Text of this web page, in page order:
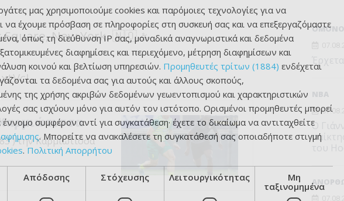
Square, New York. 🇳🇴🚣
την Καρμιώτισσα
Ο
του
μας χρησιμοποιούμε cookies και παρόμοιες τεχνολογίες για να
να έχουμε πρόσβαση σε πληροφορίες στη συσκευή σας και να επεξεργαζόμαστε
όπως τη διεύθυνση IP σας, μοναδικά αναγνωριστικά και δεδομένα
διαφημίσεις και περιεχόμενο, μέτρηση διαφημίσεων και
κοινού και βελτίωση υπηρεσιών. Προμηθευτές τρίτων (1884) ενδέχεται
τα δεδομένα σας για αυτούς και άλλους σκοπούς,
της χρήσης ακριβών δεδομένων γεωεντοπισμού και χαρακτηριστικών
σας ισχύουν μόνο για αυτόν τον ιστότοπο. Ορισμένοι προμηθευτές μπορεί
συμφέρον αντί για συγκατάθεση· έχετε το δικαίωμα να αντιταχθείτε
. Μπορείτε να ανακαλέσετε τη συγκατάθεσή σας οποιαδήποτε στιγμή
. Πολιτική Απορρήτου
Απόδοσης Στόχευσης Λειτουργικότητας
Μη
ταξινομημένα